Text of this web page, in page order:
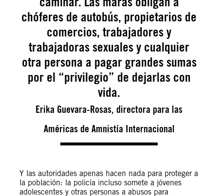
chóferes de autobús, propietarios de
comercios, trabajadores y
trabajadoras sexuales y cualquier
otra persona a pagar grandes sumas
por el “privilegio” de dejarlas con
vida.
Erika Guevara-Rosas, directora para las
Américas de Amnistía Internacional
Y las autoridades apenas hacen nada para proteger a
la población: la policía incluso somete a jóvenes
adolescentes y otras personas a abusos para